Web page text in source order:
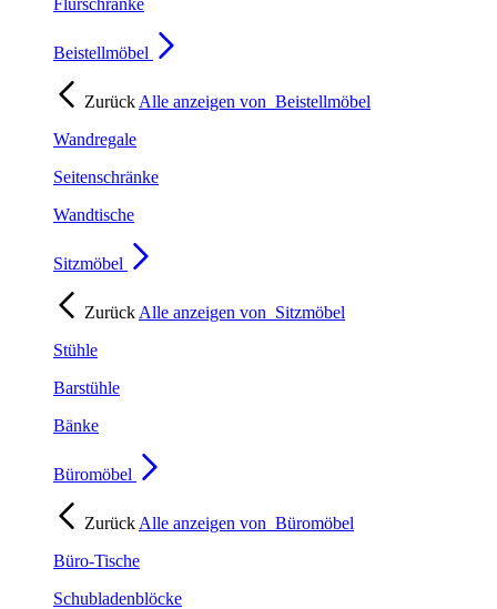
Beistellmöbel
Zurück Alle anzeigen von Beistellmöbel
Wandregale
Seitenschränke
Wandtische
Sitzmöbel
Zurück Alle anzeigen von Sitzmöbel
Stühle
Barstühle
Bänke
Büromöbel
Zurück Alle anzeigen von Büromöbel
Büro-Tische
Schubladenblöcke